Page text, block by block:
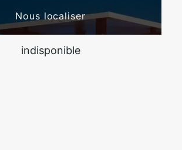
Nous localiser
indisponible